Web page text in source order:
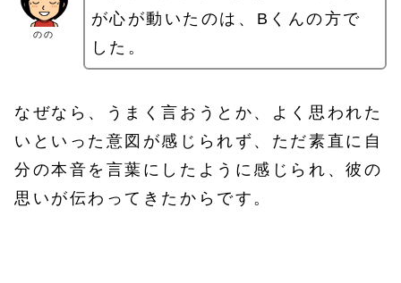
のの
が心が動いたのは、Bくんの方で
した。
なぜなら、うまく言おうとか、よく思われた
いといった意図が感じられず、ただ素直に自
分の本音を言葉にしたように感じられ、彼の
思いが伝わってきたからです。